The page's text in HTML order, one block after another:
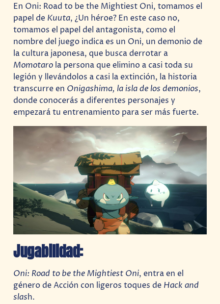
En Oni: Road to be the Mightiest Oni, tomamos el
papel de Kuuta, ¿Un héroe? En este caso no,
tomamos el papel del antagonista, como el
nombre del juego indica es un Oni, un demonio de
la cultura japonesa, que busca derrotar a
Momotaro la persona que elimino a casi toda su
legión y llevándolos a casi la extinción, la historia
transcurre en Onigashima, la isla de los demonios,
donde conocerás a diferentes personajes y
empezará tu entrenamiento para ser más fuerte.
Jugabilidad:
Oni: Road to be the Mightiest Oni, entra en el
género de Acción con ligeros toques de Hack and
slash.